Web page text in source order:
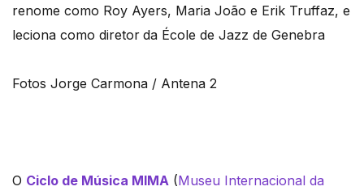
renome como Roy Ayers, Maria João e Erik Truffaz, e
leciona como diretor da École de Jazz de Genebra
Fotos Jorge Carmona / Antena 2
O Ciclo de Música MIMA (Museu Internacional da